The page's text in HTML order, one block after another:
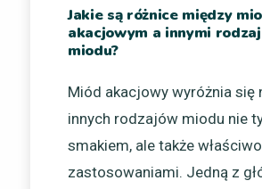
Jakie są różnice między
akacjowym a innymi
miodu?
Miód akacjowy wyróżnia się
innych rodzajów miodu nie
smakiem, ale także
zastosowaniami. Jedną z